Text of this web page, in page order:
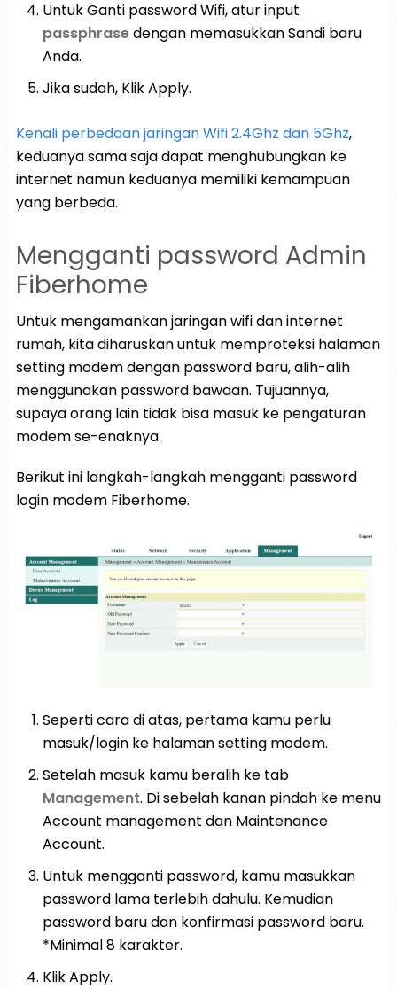
Untuk Ganti password Wifi, atur input
passphrasedengan memasukkan Sandi baru
Anda.
Jika sudah, Klik Apply.
Kenali perbedaan jaringan Wifi 2.4Ghz dan 5Ghz,
keduanya sama saja dapat menghubungkan ke
internet namun keduanya memiliki kemampuan
yang berbeda.
Mengganti password Admin
Fiberhome
Untuk mengamankan jaringan wifi dan internet
rumah, kita diharuskan untuk memproteksi halaman
setting modem dengan password baru, alih-alih
menggunakan password bawaan. Tujuannya,
supaya orang lain tidak bisa masuk ke pengaturan
modem se-enaknya.
Berikut ini langkah-langkah mengganti password
login modem Fiberhome.
Seperti cara di atas, pertama kamu perlu
masuk/login ke halaman setting modem.
Setelah masuk kamu beralih ke tab
Management. Di sebelah kanan pindah ke menu
Account management dan Maintenance
Account.
Untuk mengganti password, kamu masukkan
password lama terlebih dahulu. Kemudian
password baru dan konfirmasi password baru.
*Minimal 8 karakter.
Klik Apply.